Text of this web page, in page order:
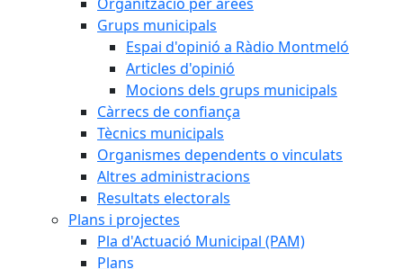
Grups municipals
Espai d'opinió a Ràdio Montmeló
Articles d'opinió
Mocions dels grups municipals
Càrrecs de confiança
Tècnics municipals
Organismes dependents o vinculats
Altres administracions
Resultats electorals
Plans i projectes
Pla d'Actuació Municipal (PAM)
Plans